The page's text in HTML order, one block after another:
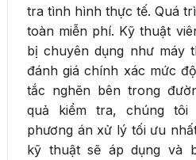
tra tình hình thực tế. Quá
toàn miễn phí. Kỹ thuật
bị chuyên dụng như máy
đánh giá chính xác mức
tắc nghẽn bên trong
quả kiểm tra, chúng
phương án xử lý tối ưu
kỹ thuật sẽ áp dụng và